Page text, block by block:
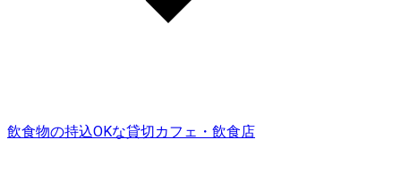
飲食物の持込OKな貸切カフェ・飲食店